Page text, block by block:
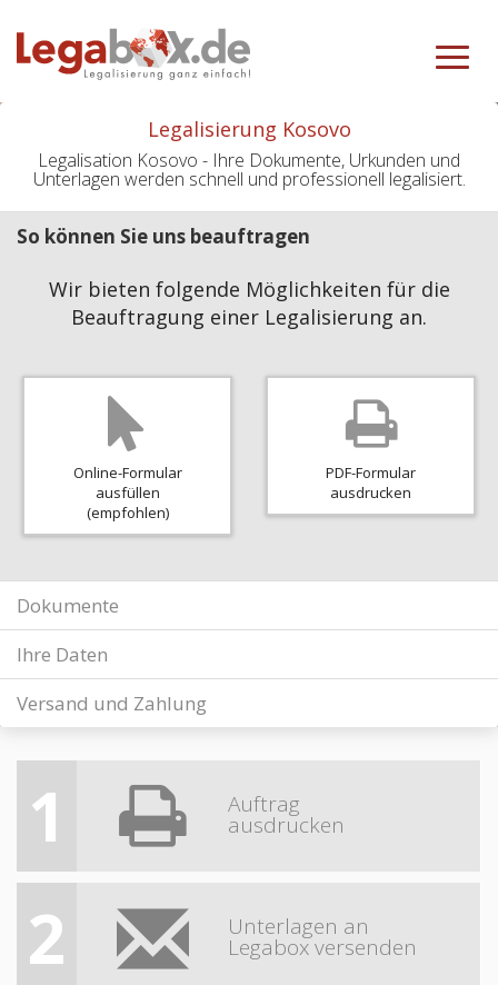
Toggle
Legalisierung Kosovo
Legalisation Kosovo - Ihre Dokumente, Urkunden und
Unterlagen werden schnell und professionell legalisiert.
So können Sie uns beauftragen
Wir bieten folgende Möglichkeiten für die
Beauftragung einer Legalisierung an.
Online-Formular
ausfüllen
(empfohlen)
PDF-Formular
ausdrucken
Dokumente
Ihre Daten
Versand und Zahlung
1 Auftrag
ausdrucken
2 Unterlagen an
Legabox versenden